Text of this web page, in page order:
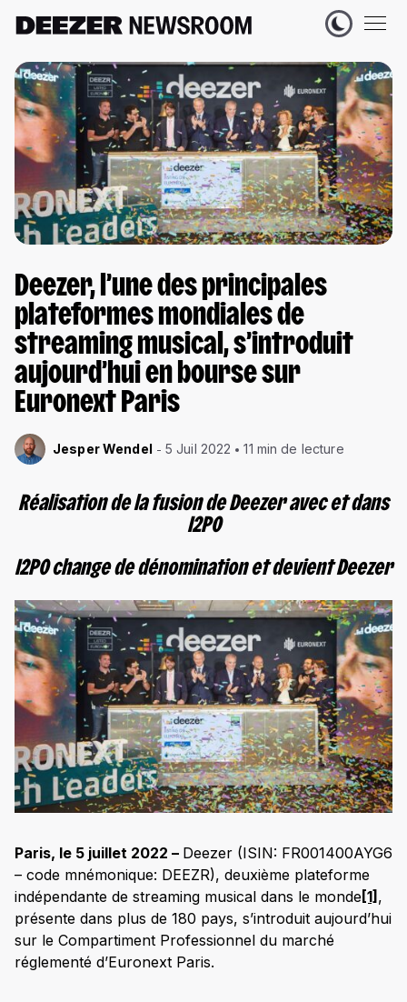
Deezer, l’une des principales
plateformes mondiales de
streaming musical, s’introduit
aujourd’hui en bourse sur
Euronext Paris
Jesper Wendel 5 Juil 2022 11 min de lecture
Réalisation de la fusion de Deezer avec et dans
I2PO
I2PO change de dénomination et devient Deezer
Paris, le 5 juillet 2022 – Deezer (ISIN: FR001400AYG6
– code mnémonique: DEEZR), deuxième plateforme
indépendante de streaming musical dans le monde[1],
présente dans plus de 180 pays, s’introduit aujourd’hui
sur le Compartiment Professionnel du marché
réglementé d’Euronext Paris.